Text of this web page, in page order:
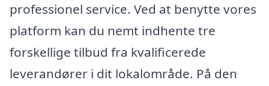
professionel service. Ved at benytte vores
platform kan du nemt indhente tre
forskellige tilbud fra kvalificerede
leverandører i dit lokalområde. På den